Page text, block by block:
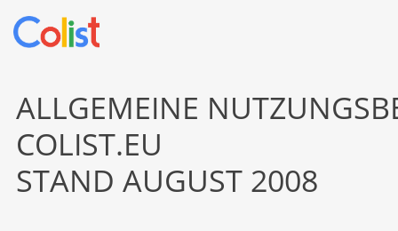
ALLGEMEINE
COLIST.EU
STAND AUGUST 2008